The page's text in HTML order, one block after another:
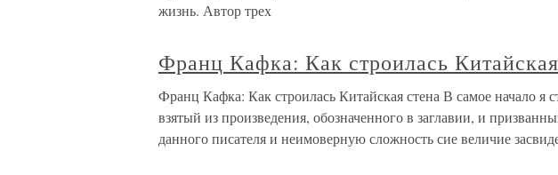
жизнь. Автор трех
Франц Кафка: Как строилась
Франц Кафка: Как строилась Китайская стена В самое начало я
взятый из произведения, обозначенного в заглавии, и
данного писателя и неимоверную сложность сие величие